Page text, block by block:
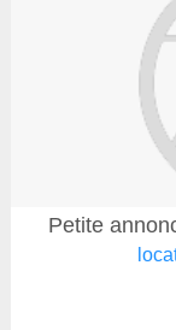
Petite